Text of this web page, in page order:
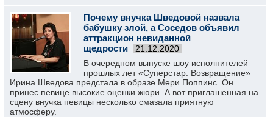
Почему внучка Шведовой назвала
бабушку злой, а Соседов объявил
аттракцион невиданной
щедрости
21.12.2020
В очередном выпуске шоу исполнителей
прошлых лет «Суперстар. Возвращение»
Ирина Шведова предстала в образе Мери Поппинс. Он
принес певице высокие оценки жюри. А вот приглашенная на
сцену внучка певицы несколько смазала приятную
атмосферу.